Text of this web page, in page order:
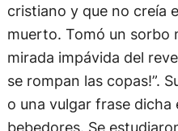
cristiano y que no creía
muerto. Tomó un sorbo
mirada impávida del
se rompan las copas!”.
o una vulgar frase
bebedores. Se